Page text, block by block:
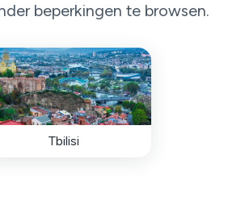
beperkingen te browsen.
Tbilisi